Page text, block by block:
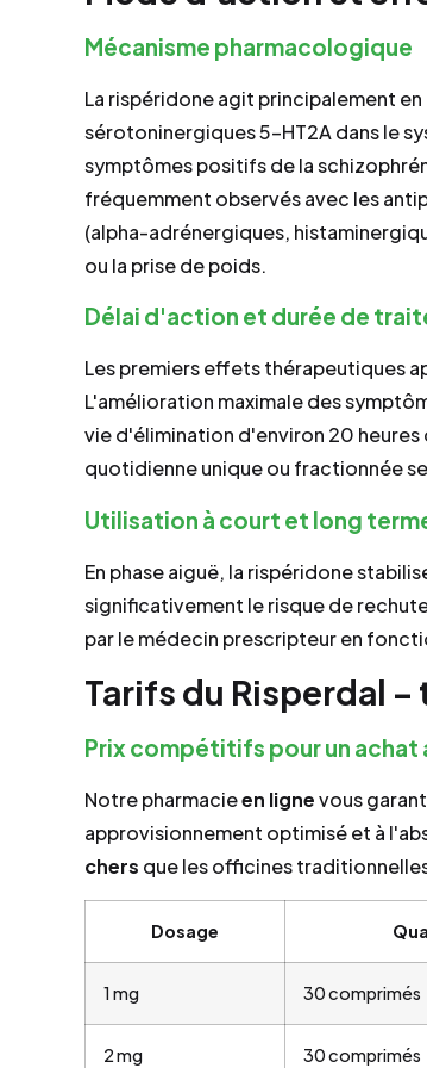
Mécanisme pharmacologique
La rispéridone agit principalement
sérotoninergiques 5-HT2A dans le
symptômes positifs de la
fréquemment observés avec les
(alpha-adrénergiques,
ou la prise de poids.
Délai d'action et durée de
Les premiers effets thérapeutiques
L'amélioration maximale des
vie d'élimination d'environ 20
quotidienne unique ou fractionnée
Utilisation à court et long
En phase aiguë, la rispéridone
significativement le risque de
par le médecin prescripteur en
Tarifs du Risperdal
Prix compétitifs pour un achat
Notre pharmacieen lignevous
approvisionnement optimisé et à
chers que les officines
Dosage
1 mg 30 comprimés
2 mg 30 comprimés